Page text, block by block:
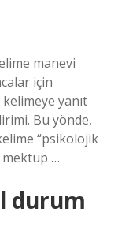
manevi
için
yanıt
Bu yönde,
“psikolojik
mektup …
durum